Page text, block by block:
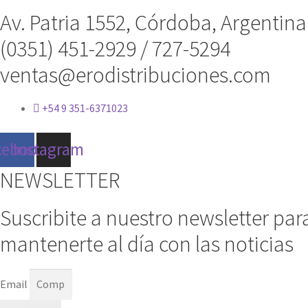
Av. Patria 1552, Córdoba, Argentina
(0351) 451-2929 / 727-5294
ventas@erodistribuciones.com
+54 9 351-6371023
Instagram
NEWSLETTER
Suscribite a nuestro newsletter
mantenerte al día con las noticias
Email